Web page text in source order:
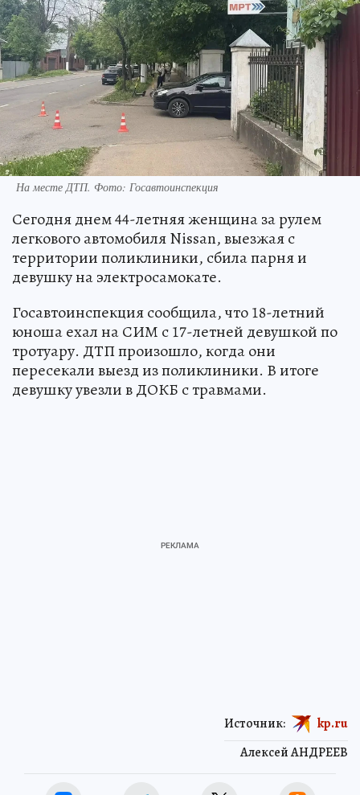
На месте ДТП. Фото: Госавтоинспекция
Сегодня днем 44-летняя женщина за рулем
легкового автомобиля Nissan, выезжая с
территории поликлиники, сбила парня и
девушку на электросамокате.
Госавтоинспекция сообщила, что 18-летний
юноша ехал на СИМ с 17-летней девушкой по
тротуару. ДТП произошло, когда они
пересекали выезд из поликлиники. В итоге
девушку увезли в ДОКБ с травмами.
Алексей АНДРЕЕВ
Источник: kp.ru